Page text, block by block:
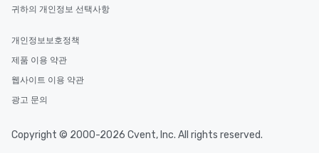
귀하의 개인정보 선택사항
개인정보보호정책
제품 이용 약관
웹사이트 이용 약관
광고 문의
Copyright © 2000-2026 Cvent, Inc. All rights reserved.